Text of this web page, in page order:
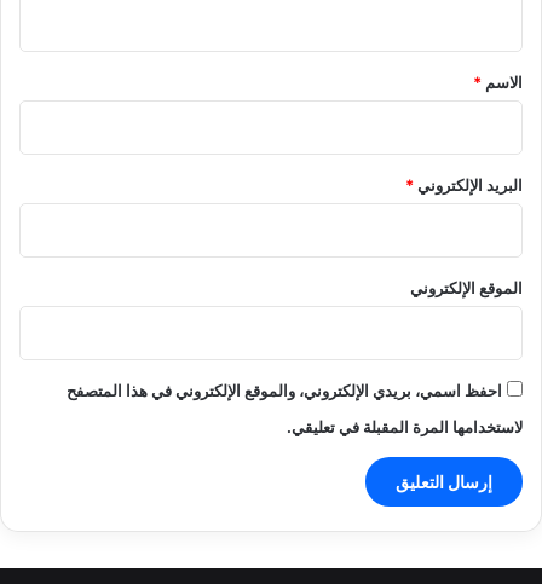
*
الاسم *
البريد الإلكتروني*
الموقع الإلكتروني
احفظ اسمي، بريدي الإلكتروني، والموقع الإلكتروني في هذا المتصفح
لاستخدامها المرة المقبلة في تعليقي.